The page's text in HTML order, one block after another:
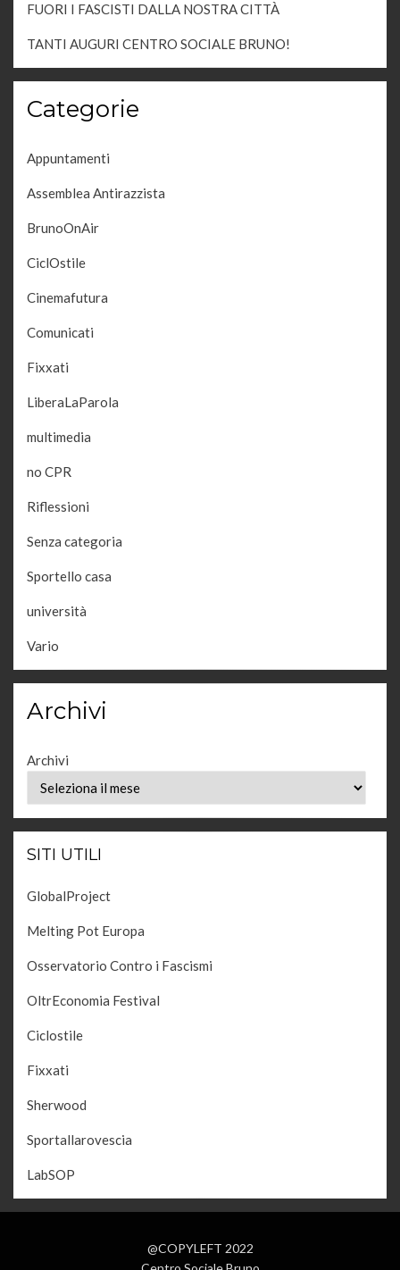
FUORI I FASCISTI DALLA NOSTRA CITTÀ
TANTI AUGURI CENTRO SOCIALE BRUNO!
Categorie
Appuntamenti
Assemblea Antirazzista
BrunoOnAir
CiclOstile
Cinemafutura
Comunicati
Fixxati
LiberaLaParola
multimedia
no CPR
Riflessioni
Senza categoria
Sportello casa
università
Vario
Archivi
Archivi
SITI UTILI
GlobalProject
Melting Pot Europa
Osservatorio Contro i Fascismi
OltrEconomia Festival
Ciclostile
Fixxati
Sherwood
Sportallarovescia
LabSOP
@COPYLEFT 2022